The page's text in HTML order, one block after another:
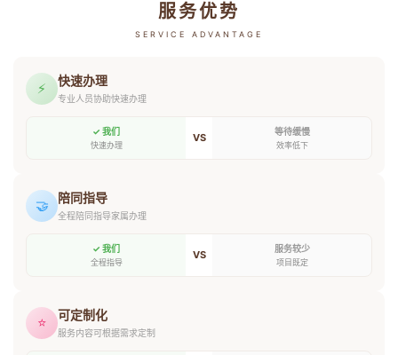
服务优势
SERVICE ADVANTAGE
⚡ 快速办理
专业人员协助快速办理
✓ 我们
快速办理
VS 等待缓慢
效率低下
🤝 陪同指导
全程陪同指导家属办理
✓ 我们
全程指导
VS 服务较少
项目既定
⭐ 可定制化
服务内容可根据需求定制